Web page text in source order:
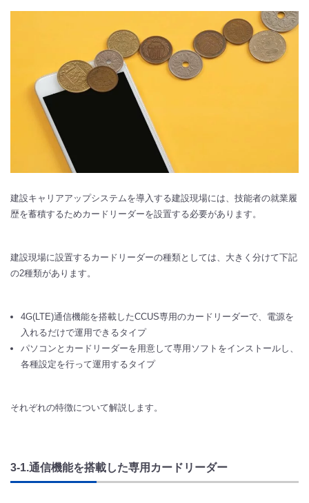
建設キャリアアップシステムを導入する建設現場には、技能者の就業履
歴を蓄積するためカードリーダーを設置する必要があります。
建設現場に設置するカードリーダーの種類としては、大きく分けて下記
の2種類があります。
4G(LTE)通信機能を搭載したCCUS専用のカードリーダーで、電源を
入れるだけで運用できるタイプ
パソコンとカードリーダーを用意して専用ソフトをインストールし、
各種設定を行って運用するタイプ
それぞれの特徴について解説します。
3-1.通信機能を搭載した専用カードリーダー